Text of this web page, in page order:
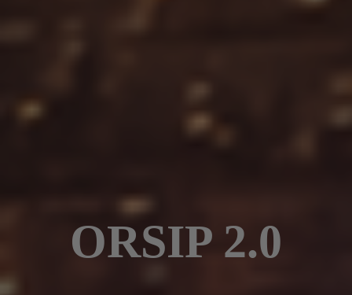
ORSIP 2.0